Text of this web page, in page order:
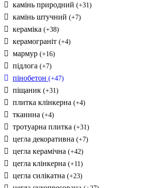
камінь природний (+31)
камінь штучний (+7)
кераміка (+38)
керамограніт (+4)
мармур (+16)
підлога (+7)
пінобетон (+47)
піщаник (+31)
плитка клінкерна (+4)
тканина (+4)
тротуарна плитка (+31)
цегла декоративна (+7)
цегла керамічна (+42)
цегла клінкерна (+11)
цегла силікатна (+23)